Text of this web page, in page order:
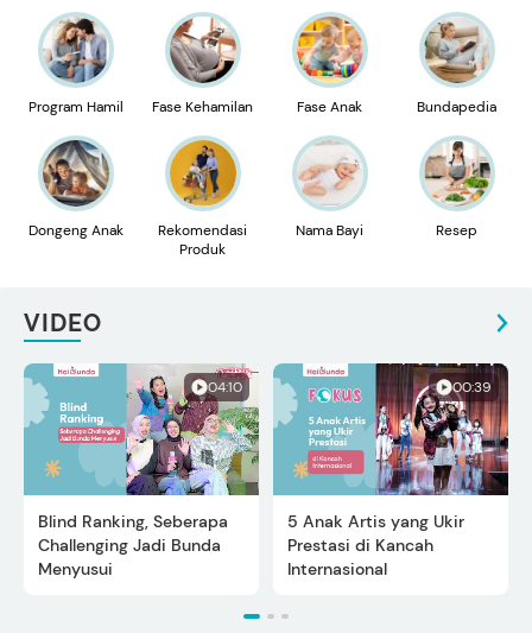
Program Hamil Fase Kehamilan Fase Anak Bundapedia
Dongeng Anak
Rekomendasi
Produk
Nama Bayi Resep
VIDEO
04:10
Blind Ranking, Seberapa
Challenging Jadi Bunda
Menyusui
00:39
5 Anak Artis yang Ukir
Prestasi di Kancah
Internasional